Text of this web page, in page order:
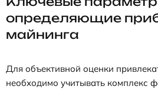
определяющие
майнинга
Для объективной оценки
необходимо учитывать комплекс